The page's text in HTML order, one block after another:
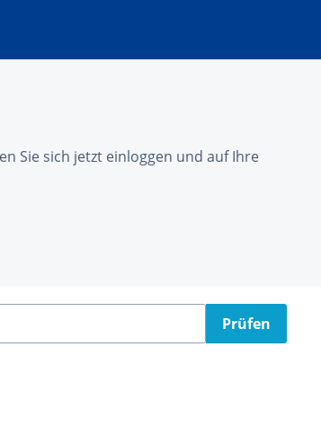
Sie sich jetzt einloggen und auf Ihre
Prüfen